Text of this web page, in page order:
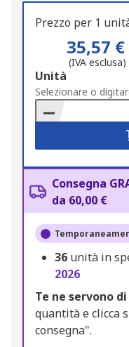
Prezzo per 1
35,57 €
(IVA esclusa)
Add
to
Basket
Unità
Selezionare o
Consegna
da 60,00 €
36 unità in
2026
Te ne servono
quantità e clicca
consegna".